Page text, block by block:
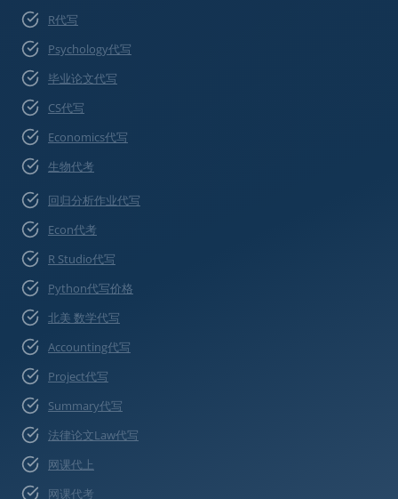
R代写
Psychology代写
毕业论文代写
CS代写
Economics代写
生物代考
回归分析作业代写
Econ代考
R Studio代写
Python代写价格
北美 数学代写
Accounting代写
Project代写
Summary代写
法律论文Law代写
网课代上
网课代考